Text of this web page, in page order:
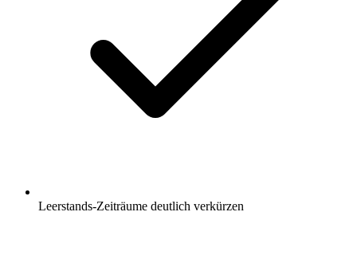
Leerstands-Zeiträume deutlich verkürzen